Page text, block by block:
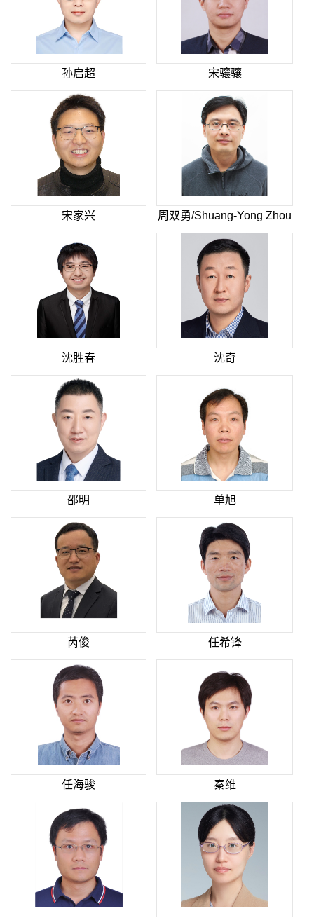
孙启超 宋骧骧
宋家兴 周双勇/Shuang-Yong Zhou
沈胜春 沈奇
邵明 单旭
芮俊 任希锋
任海骏 秦维